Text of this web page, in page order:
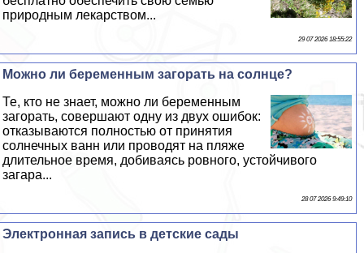
природным лекарством...
29 07 2026 18:55:22
Можно ли беременным загорать на солнце?
Те, кто не знает, можно ли беременным
загорать, совершают одну из двух ошибок:
отказываются полностью от принятия
солнечных ванн или проводят на пляже
длительное время, добиваясь ровного, устойчивого
загара...
28 07 2026 9:49:10
Электронная запись в детские сады